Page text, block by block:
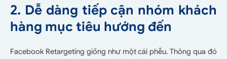
2. Dễ dàng tiếp cận nhóm khách
hàng mục tiêu hướng đến
Facebook Retargeting giống như một cái phễu. Thông qua đó